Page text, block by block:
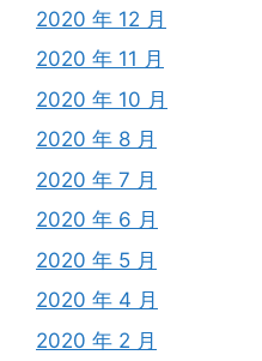
2020 年 12 月
2020 年 11 月
2020 年 10 月
2020 年 8 月
2020 年 7 月
2020 年 6 月
2020 年 5 月
2020 年 4 月
2020 年 2 月